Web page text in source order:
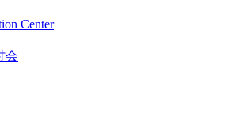
Center
会